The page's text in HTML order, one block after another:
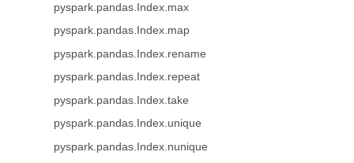
pyspark.pandas.Index.max
pyspark.pandas.Index.map
pyspark.pandas.Index.rename
pyspark.pandas.Index.repeat
pyspark.pandas.Index.take
pyspark.pandas.Index.unique
pyspark.pandas.Index.nunique